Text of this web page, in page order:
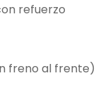
refuerzo
freno al frente)